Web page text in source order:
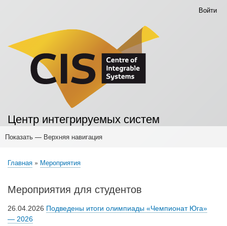
основному
содержанию
записи
пользователя
Войти
Центр интегрируемых систем
Верхняя
Показать — Верхняя навигация
Главная
Основные публикации
Конференции
Мероприятия
Научные семинары
Мероприятия для учителей
Мероприятия для школьников
Семинары для студентов
Строка
Главная Мероприятия
Мероприятия для студентов
26.04.2026 Подведены итоги олимпиады «Чемпионат Юга»
— 2026